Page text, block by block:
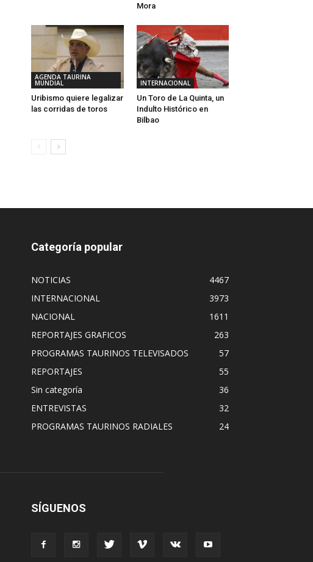
Mora
AGENDA TAURINA
MUNDIAL
Uribismo quiere legalizar
las corridas de toros
INTERNACIONAL
Un Toro de La Quinta, un
Indulto Histórico en
Bilbao
Categoría popular
NOTICIAS
4467
INTERNACIONAL
3973
NACIONAL
1611
REPORTAJES GRAFICOS
263
PROGRAMAS TAURINOS TELEVISADOS
57
REPORTAJES
55
Sin categoría
36
ENTREVISTAS
32
PROGRAMAS TAURINOS RADIALES
24
SÍGUENOS